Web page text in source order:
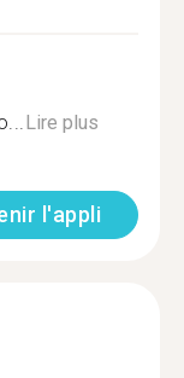
Lire plus
l'appli